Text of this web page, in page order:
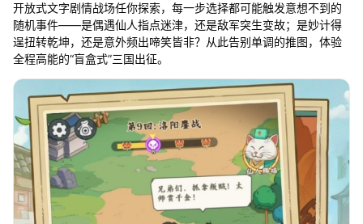
开放式文字剧情战场任你探索，每一步选择都可能触发意想不到的
随机事件——是偶遇仙人指点迷津，还是敌军突生变故；是妙计得
逞扭转乾坤，还是意外频出啼笑皆非？从此告别单调的推图，体验
全程高能的“盲盒式”三国出征。